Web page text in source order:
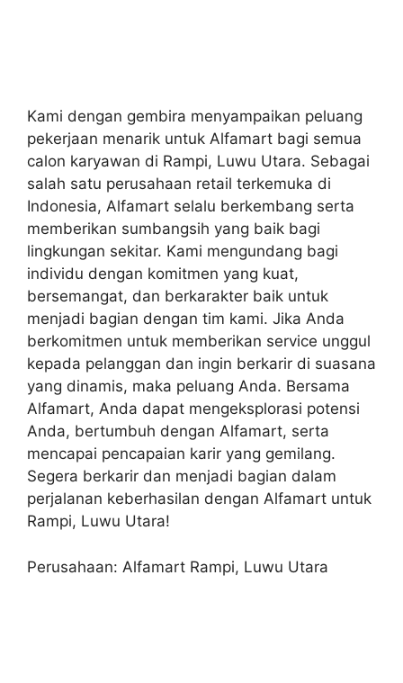
Kami dengan gembira menyampaikan peluang
pekerjaan menarik untuk Alfamart bagi semua
calon karyawan di Rampi, Luwu Utara. Sebagai
salah satu perusahaan retail terkemuka di
Indonesia, Alfamart selalu berkembang serta
memberikan sumbangsih yang baik bagi
lingkungan sekitar. Kami mengundang bagi
individu dengan komitmen yang kuat,
bersemangat, dan berkarakter baik untuk
menjadi bagian dengan tim kami. Jika Anda
berkomitmen untuk memberikan service unggul
kepada pelanggan dan ingin berkarir di suasana
yang dinamis, maka peluang Anda. Bersama
Alfamart, Anda dapat mengeksplorasi potensi
Anda, bertumbuh dengan Alfamart, serta
mencapai pencapaian karir yang gemilang.
Segera berkarir dan menjadi bagian dalam
perjalanan keberhasilan dengan Alfamart untuk
Rampi, Luwu Utara!
Perusahaan: Alfamart Rampi, Luwu Utara